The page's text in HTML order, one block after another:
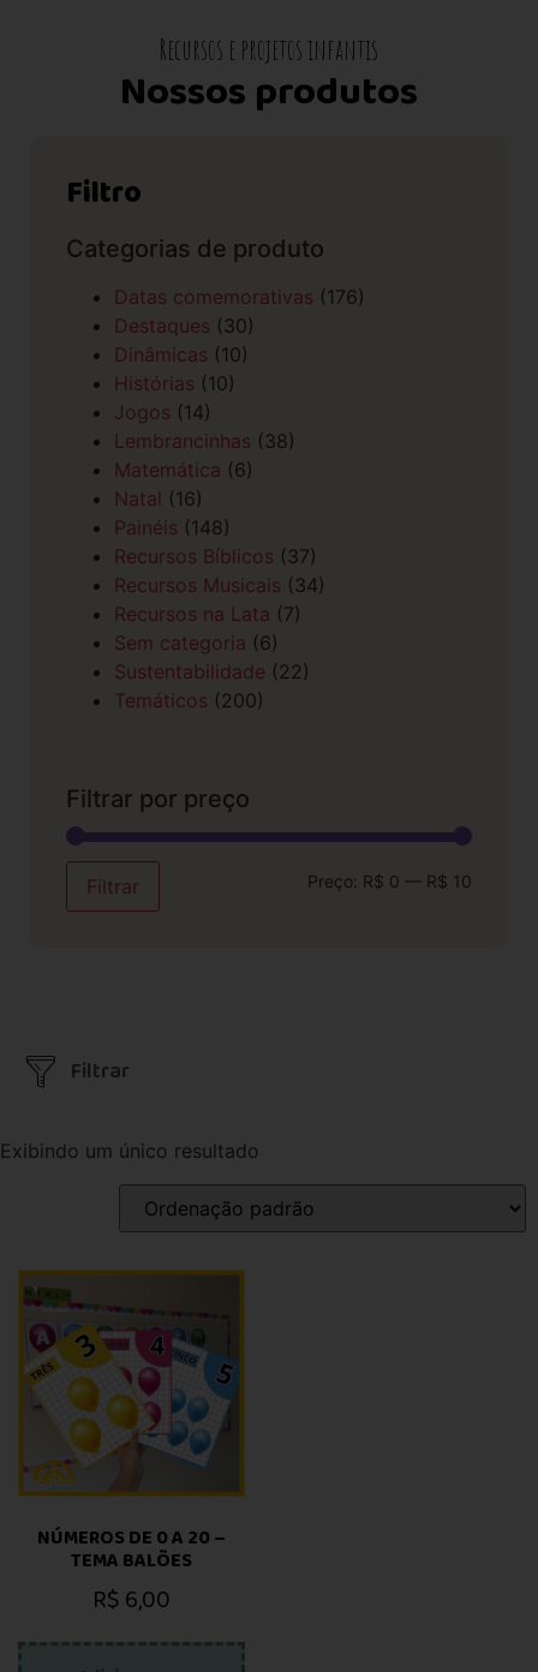
Recursos e projetos infantis
Nossos produtos
Filtro
Categorias de produto
Datas comemorativas (176)
Destaques (30)
Dinâmicas (10)
Histórias (10)
Jogos (14)
Lembrancinhas (38)
Matemática (6)
Natal (16)
Painéis (148)
Recursos Bíblicos (37)
Recursos Musicais (34)
Recursos na Lata (7)
Sem categoria (6)
Sustentabilidade (22)
Temáticos (200)
Filtrar por preço
Filtrar Preço: R$ 0 — R$ 10
Filtrar
Exibindo um único resultado
NÚMEROS DE 0 A 20 –
TEMA BALÕES
R$6,00